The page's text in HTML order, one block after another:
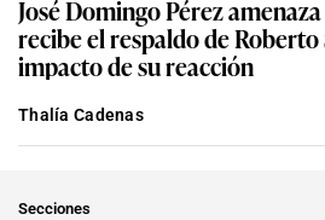
José Domingo Pérez
recibe el respaldo de Roberto
impacto de su reacción
Thalía Cadenas
Secciones